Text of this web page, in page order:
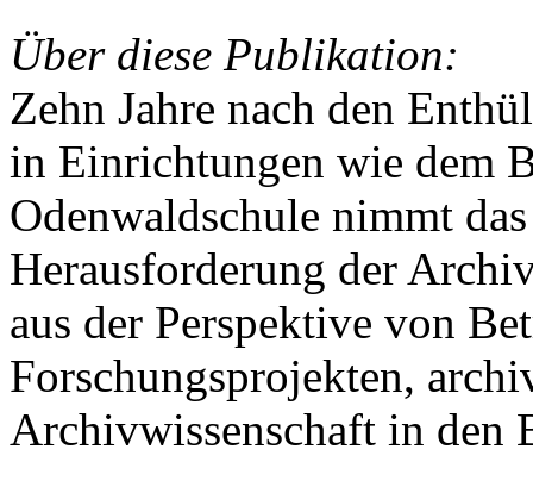
Über diese Publikation:
Zehn Jahre nach den
in Einrichtungen wie dem
Odenwaldschule nimmt
Herausforderung der
aus der Perspektive von
Forschungsprojekten,
Archivwissenschaft in den